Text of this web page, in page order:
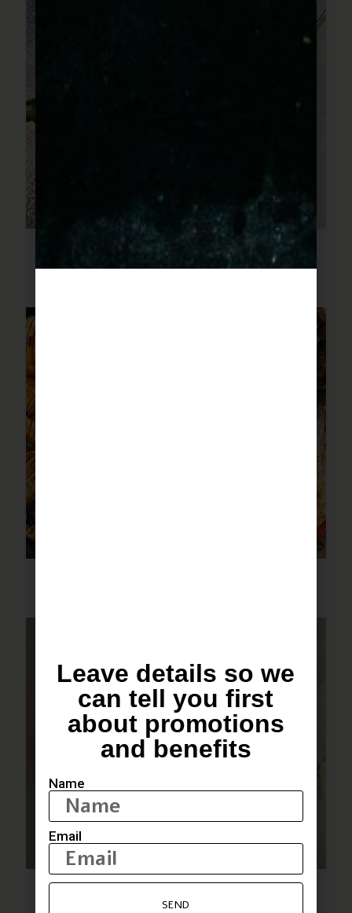
פילה דג עם שעועית ירוקה
ועגבניות צהובות
פסטה שקשוקה
Leave details so we
can tell you first
about promotions
and benefits
Name
Email
SEND